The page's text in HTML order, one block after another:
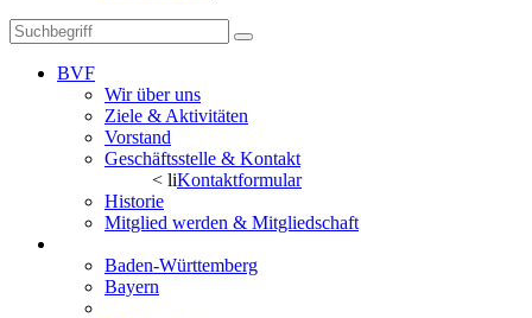
BVF
Wir über uns
Ziele & Aktivitäten
Vorstand
Geschäftsstelle & Kontakt
< liKontaktformular
Historie
Mitglied werden & Mitgliedschaft
Baden-Württemberg
Bayern